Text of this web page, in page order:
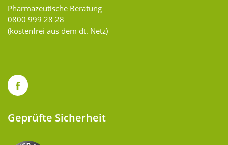
Pharmazeutische Beratung
0800 999 28 28
(kostenfrei aus dem dt. Netz)
Geprüfte Sicherheit